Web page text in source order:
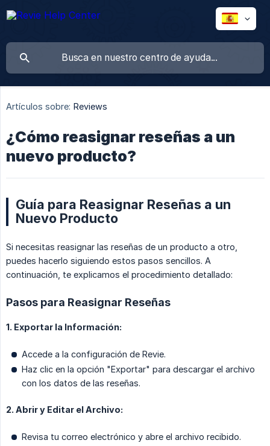
Artículos sobre: Reviews
¿Cómo reasignar reseñas a un
nuevo producto?
Guía para Reasignar Reseñas a un
Nuevo Producto
Si necesitas reasignar las reseñas de un producto a otro,
puedes hacerlo siguiendo estos pasos sencillos. A
continuación, te explicamos el procedimiento detallado:
Pasos para Reasignar Reseñas
1. Exportar la Información:
Accede a la configuración de Revie.
Haz clic en la opción "Exportar" para descargar el archivo
con los datos de las reseñas.
2. Abrir y Editar el Archivo:
Revisa tu correo electrónico y abre el archivo recibido.